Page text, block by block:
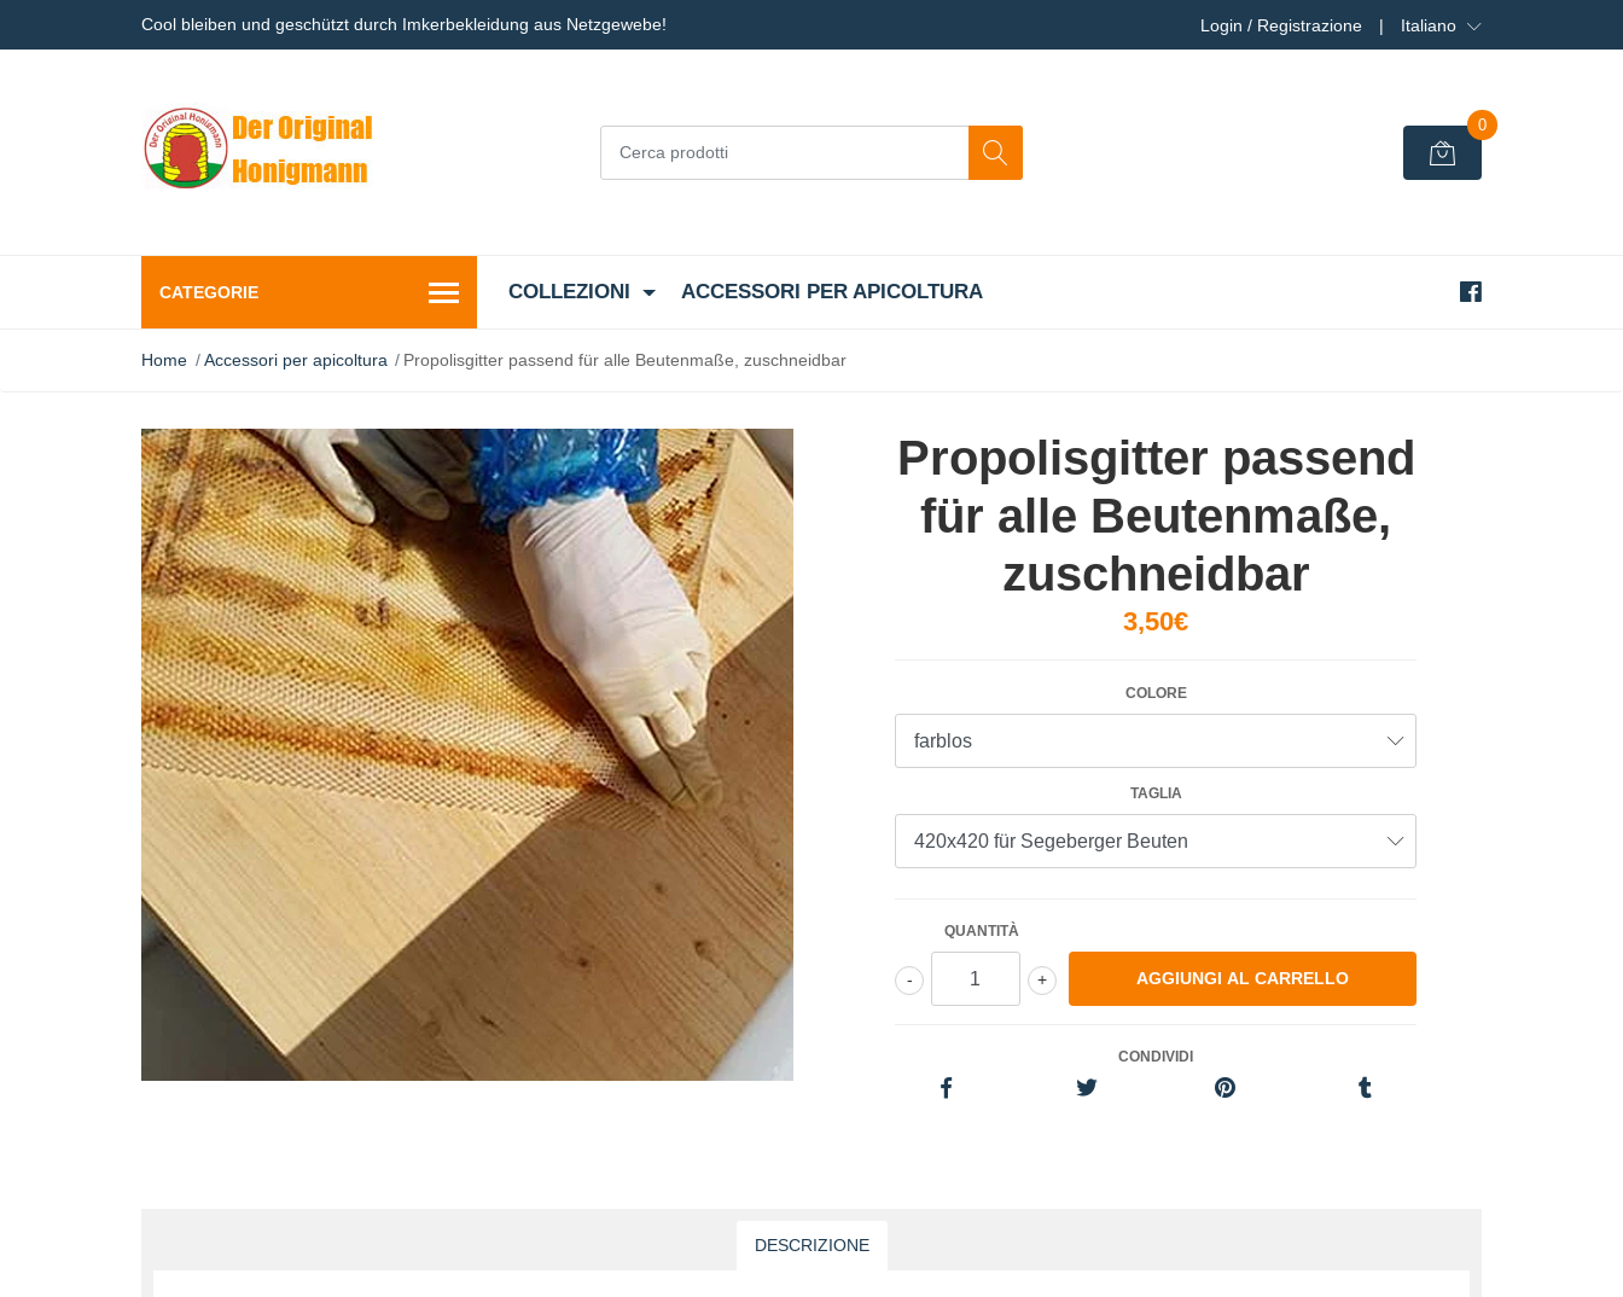
Cool bleiben und geschützt durch Imkerbekleidung aus Netzgewebe! Login / Registrazione | Italiano
0
CATEGORIE COLLEZIONI ACCESSORI PER APICOLTURA
Home Accessori per apicoltura Propolisgitter passend für alle Beutenmaße, zuschneidbar
Propolisgitter passend
für alle Beutenmaße,
zuschneidbar
3,50€
COLORE
TAGLIA
QUANTITÀ
+
-
CONDIVIDI
DESCRIZIONE